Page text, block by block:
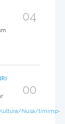
04
Nusa/timimp-
00